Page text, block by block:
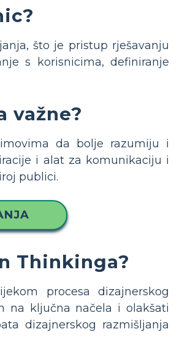
što je pristup rješavanju
s korisnicima, definiranje
važne?
da bolje razumiju i
i alat za komunikaciju i
publici.
Thinkinga?
procesa dizajnerskog
na ključna načela i olakšati
dizajnerskog razmišljanja